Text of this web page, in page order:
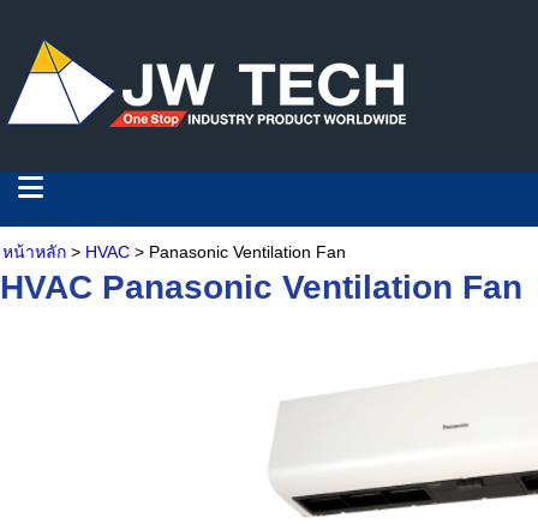
หน้าหลัก > HVAC > Panasonic Ventilation Fan
HVAC Panasonic Ventilation Fan